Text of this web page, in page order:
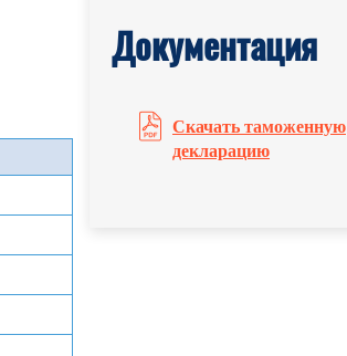
Документация
Скачать таможенную
декларацию